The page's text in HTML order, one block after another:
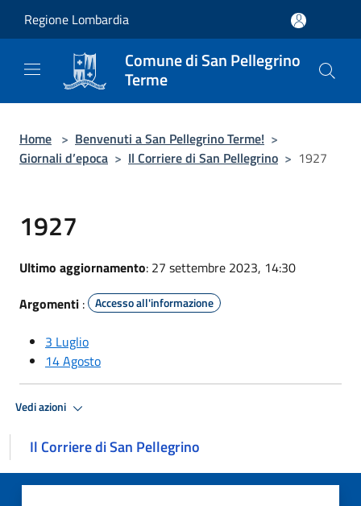
Regione Lombardia
Comune di San Pellegrino
Terme
Home > Benvenuti a San Pellegrino Terme! >
Giornali d’epoca > Il Corriere di San Pellegrino > 1927
1927
Ultimo aggiornamento: 27 settembre 2023, 14:30
Argomenti : Accesso all'informazione
3 Luglio
14 Agosto
Vedi azioni
Il Corriere di San Pellegrino